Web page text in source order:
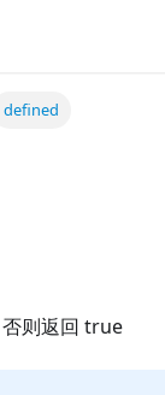
defined
则返回 true